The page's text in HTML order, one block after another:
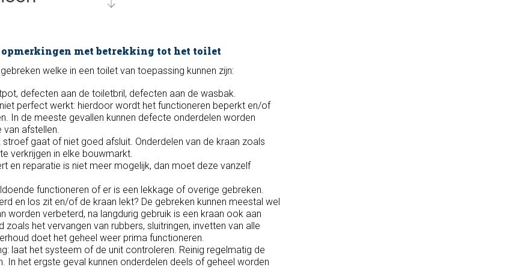
met betrekking tot het toilet
welke in een toilet van toepassing kunnen zijn:
defecten aan de toiletbril, defecten aan de wasbak.
perfect werkt: hierdoor wordt het functioneren beperkt en/of
In de meeste gevallen kunnen defecte onderdelen worden
van afstellen.
gaat of niet goed afsluit. Onderdelen van de kraan zoals
verkrijgen in elke bouwmarkt.
en reparatie is niet meer mogelijk, dan moet deze vanzelf
functioneren of er is een lekkage of overige gebreken.
en los zit en/of de kraan lekt? De gebreken kunnen meestal wel
worden verbeterd, na langdurig gebruik is een kraan ook aan
zoals het vervangen van rubbers, sluitringen, invetten van alle
doet het geheel weer prima functioneren.
laat het systeem of de unit controleren. Reinig regelmatig de
In het ergste geval kunnen onderdelen deels of geheel worden